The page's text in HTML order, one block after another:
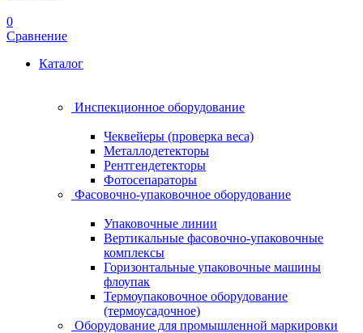
0
Сравнение
Каталог
Инспекционное оборудование
Чеквейеры (проверка веса)
Металлодетекторы
Рентгендетекторы
Фотосепараторы
Фасовочно-упаковочное оборудование
Упаковочные линии
Вертикальные фасовочно-упаковочные
комплексы
Горизонтальные упаковочные машины
флоупак
Термоупаковочное оборудование
(термоусадочное)
Оборудование для промышленной маркировки